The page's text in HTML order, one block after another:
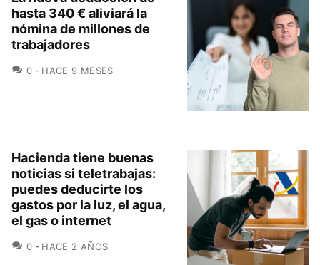
hasta 340 € aliviará la
nómina de millones de
trabajadores
0 COMENTARIOS
HACE 9 MESES
Hacienda tiene buenas
noticias si teletrabajas:
puedes deducirte los
gastos por la luz, el agua,
el gas o internet
0 COMENTARIOS
HACE 2 AÑOS